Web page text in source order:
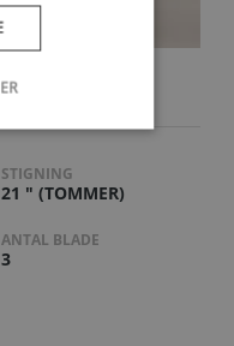
STIGNING
21 " (TOMMER)
ANTAL BLADE
3